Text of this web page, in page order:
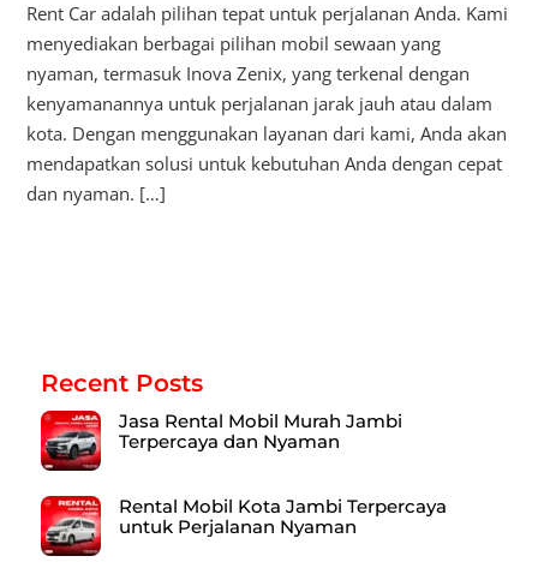
Rent Car adalah pilihan tepat untuk perjalanan Anda. Kami
menyediakan berbagai pilihan mobil sewaan yang
nyaman, termasuk Inova Zenix, yang terkenal dengan
kenyamanannya untuk perjalanan jarak jauh atau dalam
kota. Dengan menggunakan layanan dari kami, Anda akan
mendapatkan solusi untuk kebutuhan Anda dengan cepat
dan nyaman. […]
Recent Posts
Jasa Rental Mobil Murah Jambi
Terpercaya dan Nyaman
Rental Mobil Kota Jambi Terpercaya
untuk Perjalanan Nyaman